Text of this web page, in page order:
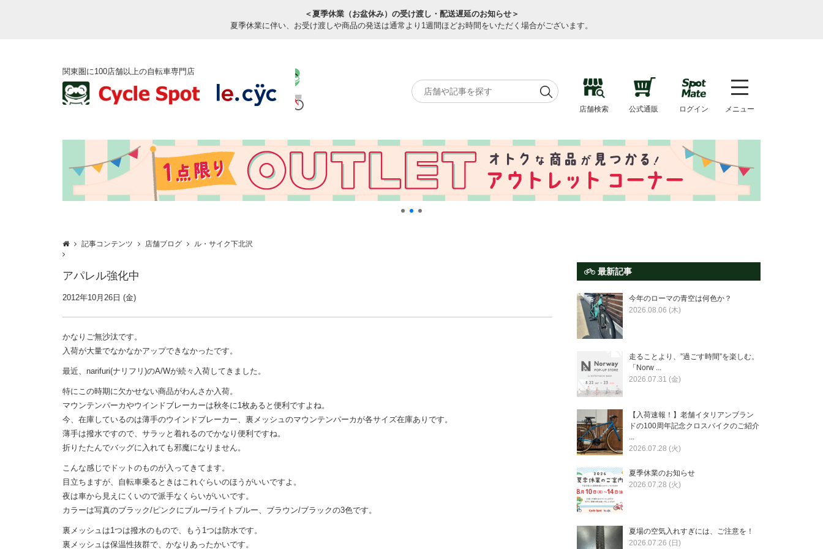
＜夏季休業（お盆休み）の受け渡し・配送遅延のお知らせ＞
夏季休業に伴い、お受け渡しや商品の発送は通常より1週間ほどお時間をいただく場合がございます。
関東圏に100店舗以上の自転車専門店
店舗検索 公式通販 ログイン メニュー
記事コンテンツ 店舗ブログ ル・サイク下北沢
アパレル強化中
2012年10月26日 (金)
かなりご無沙汰です。
入荷が大量でなかなかアップできなかったです。
最近、narifuri(ナリフリ)のA/Wが続々入荷してきました。
特にこの時期に欠かせない商品がわんさか入荷。
マウンテンパーカやウインドブレーカーは秋冬に1枚あると便利ですよね。
今、在庫しているのは薄手のウインドブレーカー、裏メッシュのマウンテンパーカが各サイズ在庫ありです。
薄手は撥水ですので、サラッと着れるのでかなり便利ですね。
折りたたんでバッグに入れても邪魔になりません。
こんな感じでドットのものが入ってきてます。
目立ちますが、自転車乗るときはこれぐらいのほうがいいですよ。
夜は車から見えにくいので派手なくらいがいいです。
カラーは写真のブラック/ピンクにブルー/ライトブルー、ブラウン/ブラックの3色です。
裏メッシュは1つは撥水のもので、もう1つは防水です。
裏メッシュは保温性抜群で、かなりあったかいです。
最新記事
今年のローマの青空は何色か？
2026.08.06 (木)
走ることより、”過ごす時間”を楽しむ。
「Norw ...
2026.07.31 (金)
【入荷速報！】老舗イタリアンブラン
ドの100周年記念クロスバイクのご紹介
...
2026.07.28 (火)
夏季休業のお知らせ
2026.07.28 (火)
夏場の空気入れすぎには、ご注意を！
2026.07.26 (日)